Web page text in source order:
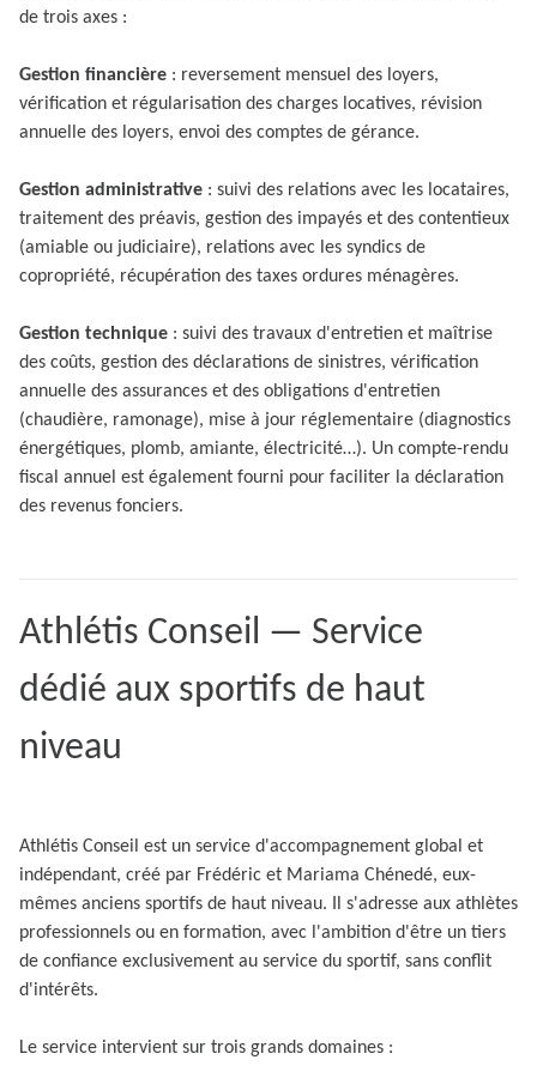
de trois axes :
Gestion financière : reversement mensuel des loyers,
vérification et régularisation des charges locatives, révision
annuelle des loyers, envoi des comptes de gérance.
Gestion administrative : suivi des relations avec les locataires,
traitement des préavis, gestion des impayés et des contentieux
(amiable ou judiciaire), relations avec les syndics de
copropriété, récupération des taxes ordures ménagères.
Gestion technique : suivi des travaux d'entretien et maîtrise
des coûts, gestion des déclarations de sinistres, vérification
annuelle des assurances et des obligations d'entretien
(chaudière, ramonage), mise à jour réglementaire (diagnostics
énergétiques, plomb, amiante, électricité…). Un compte-rendu
fiscal annuel est également fourni pour faciliter la déclaration
des revenus fonciers.
Athlétis Conseil — Service
dédié aux sportifs de haut
niveau
Athlétis Conseil est un service d'accompagnement global et
indépendant, créé par Frédéric et Mariama Chénedé, eux-
mêmes anciens sportifs de haut niveau. Il s'adresse aux athlètes
professionnels ou en formation, avec l'ambition d'être un tiers
de confiance exclusivement au service du sportif, sans conflit
d'intérêts.
Le service intervient sur trois grands domaines :